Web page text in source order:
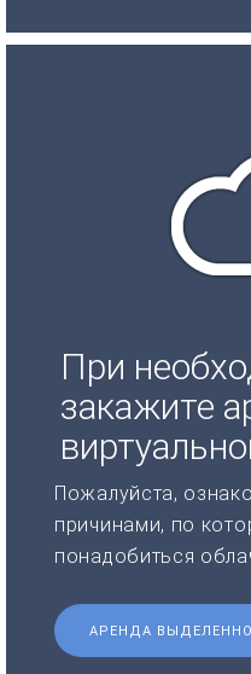
При
закажите
Пожалуйста,
причинами, по
понадобиться
АРЕНДА